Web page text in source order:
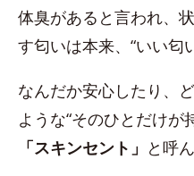
体臭があると言われ、
す匂いは本来、“いい匂
なんだか安心したり、
ような“そのひとだけが
「スキンセント」 と呼